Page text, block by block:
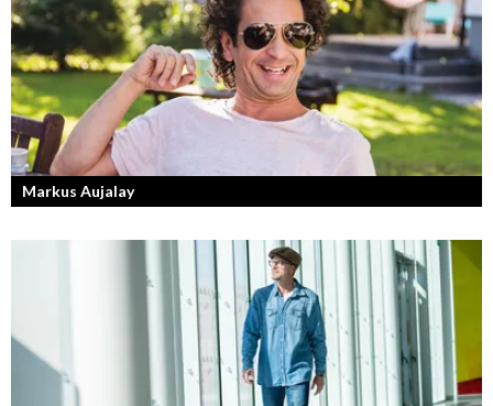
Markus Aujalay
Sveriges tuffaste matjury är epitetet på juryn i Sveriges Mästerkock.
Markus Aujalay är domaren som ger mästerkockarna mardrömmar.